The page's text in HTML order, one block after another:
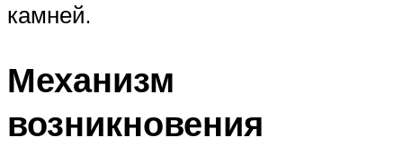
камней.
Механизм
возникновения